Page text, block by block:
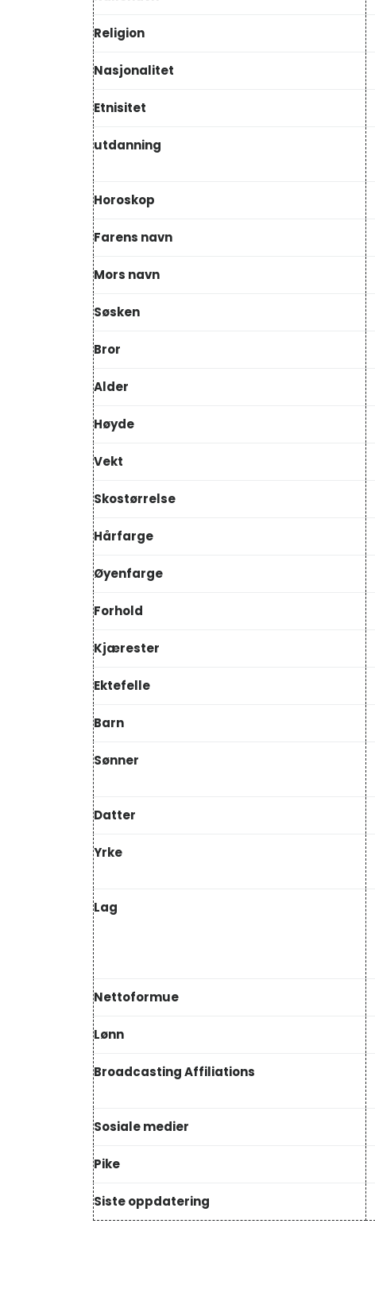
Religion
Nasjonalitet
Etnisitet
utdanning
Horoskop
Farens navn
Mors navn
Søsken
Bror
Alder
Høyde
Vekt
Skostørrelse
Hårfarge
Øyenfarge
Forhold
Kjærester
Ektefelle
Barn
Sønner
Datter
Yrke
Lag
Nettoformue
Lønn
Broadcasting Affiliations
Sosiale medier
Pike
Siste oppdatering